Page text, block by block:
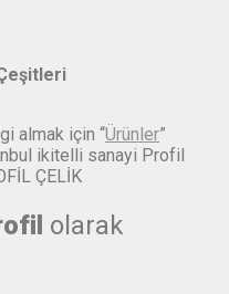
almak için “Ürünler”
ikitelli sanayi Profil
ÇELİK
olarak